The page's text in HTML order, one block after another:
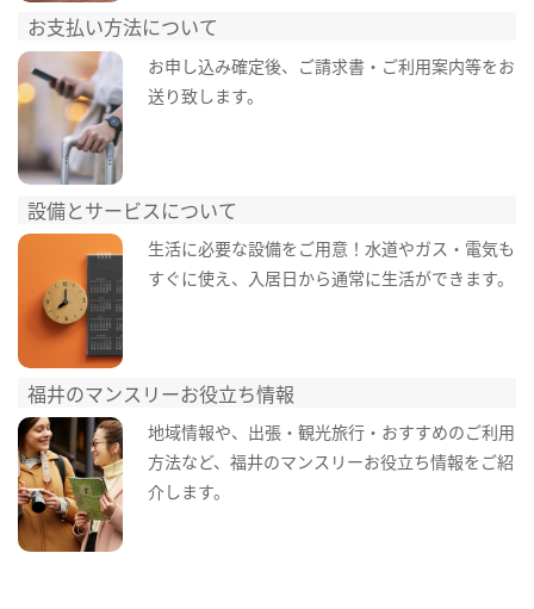
お支払い方法について
お申し込み確定後、ご請求書・ご利用案内等をお
送り致します。
設備とサービスについて
生活に必要な設備をご用意！水道やガス・電気も
すぐに使え、入居日から通常に生活ができます。
福井のマンスリーお役立ち情報
地域情報や、出張・観光旅行・おすすめのご利用
方法など、福井のマンスリーお役立ち情報をご紹
介します。